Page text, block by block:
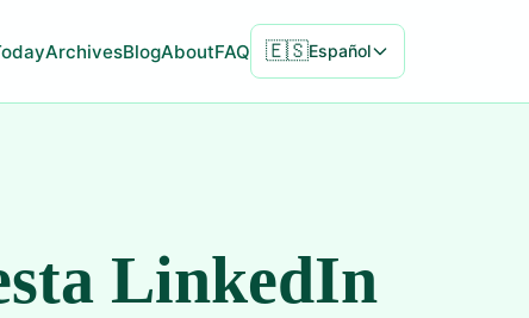
ArchivesBlogAboutFAQ 🇪🇸Español
LinkedIn